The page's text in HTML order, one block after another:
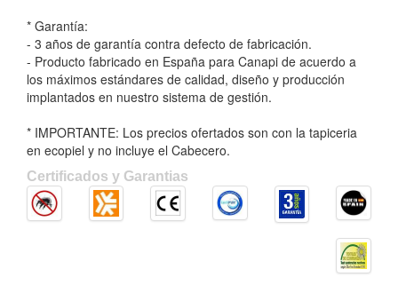
* Garantía:
- 3 años de garantía contra defecto de fabricación.
- Producto fabricado en España para Canapi de acuerdo a
los máximos estándares de calidad, diseño y producción
implantados en nuestro sistema de gestión.
* IMPORTANTE: Los precios ofertados son con la tapiceria
en ecopiel y no incluye el Cabecero.
Certificados y Garantias